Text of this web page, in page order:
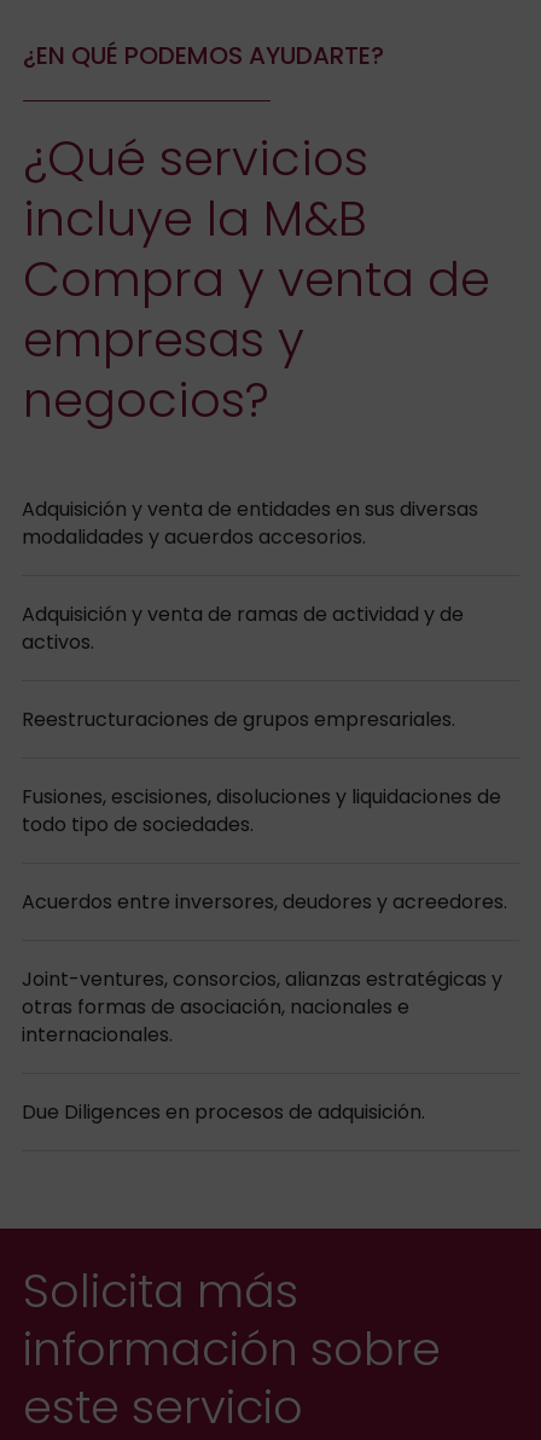
¿EN QUÉ PODEMOS AYUDARTE?
¿Qué servicios
incluye la M&B
Compra y venta de
empresas y
negocios?
Adquisición y venta de entidades en sus diversas
modalidades y acuerdos accesorios.
Adquisición y venta de ramas de actividad y de
activos.
Reestructuraciones de grupos empresariales.
Fusiones, escisiones, disoluciones y liquidaciones de
todo tipo de sociedades.
Acuerdos entre inversores, deudores y acreedores.
Joint-ventures, consorcios, alianzas estratégicas y
otras formas de asociación, nacionales e
internacionales.
Due Diligences en procesos de adquisición.
Solicita más
información sobre
este servicio